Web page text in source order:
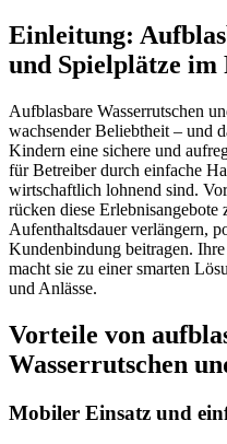
Einleitung:
und Spielplätze im
Aufblasbare Wasserrutschen
wachsender Beliebtheit – und
Kindern eine sichere und
für Betreiber durch einfache
wirtschaftlich lohnend sind.
rücken diese Erlebnisangebote
Aufenthaltsdauer verlängern,
Kundenbindung beitragen.
macht sie zu einer smarten
und Anlässe.
Vorteile von
Wasserrutschen
Mobiler Einsatz und